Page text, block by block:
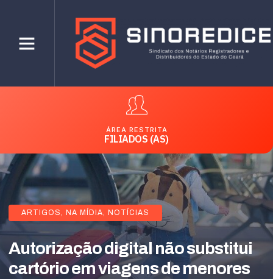
ÁREA RESTRITA
FILIADOS (AS)
ARTIGOS, NA MÍDIA, NOTÍCIAS
Autorização digital não substitui
cartório em viagens de menores